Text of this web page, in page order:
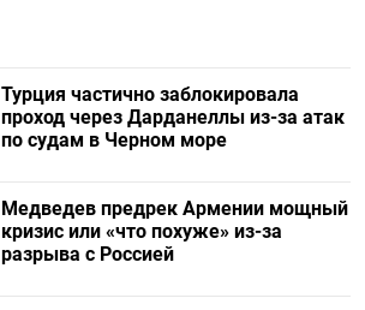
Турция частично заблокировала
проход через Дарданеллы из-за атак
по судам в Черном море
Медведев предрек Армении мощный
кризис или «что похуже» из-за
разрыва с Россией